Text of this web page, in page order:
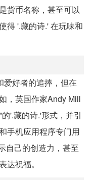
货币名称，甚至可以
得 '.藏的诗.' 在玩味和
爱好者的追捧，但在
，英国作家Andy Mill
'.藏的诗.'形式，并引
手机应用程序专门用
自己的创造力，甚至
达祝福。